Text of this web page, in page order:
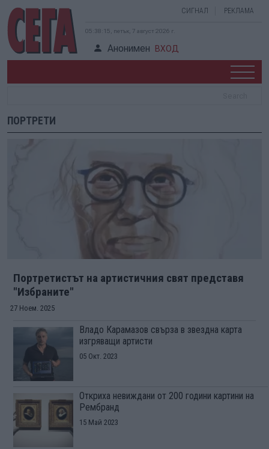
СИГНАЛ РЕКЛАМА
05:38:15, петък, 7 август 2026 г.
Анонимен ВХОД
ПОРТРЕТИ
Портретистът на артистичния свят представя
"Избраните"
27 Ноем. 2025
Владо Карамазов свърза в звездна карта
изгряващи артисти
05 Окт. 2023
Откриха невиждани от 200 години картини на
Рембранд
15 Май 2023